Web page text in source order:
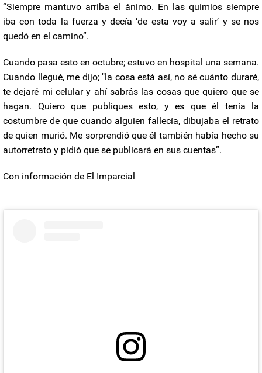
“Siempre mantuvo arriba el ánimo. En las quimios siempre
iba con toda la fuerza y decía ‘de esta voy a salir’ y se nos
quedó en el camino”.
Cuando pasa esto en octubre; estuvo en hospital una semana.
Cuando llegué, me dijo; "la cosa está así, no sé cuánto duraré,
te dejaré mi celular y ahí sabrás las cosas que quiero que se
hagan. Quiero que publiques esto, y es que él tenía la
costumbre de que cuando alguien fallecía, dibujaba el retrato
de quien murió. Me sorprendió que él también había hecho su
autorretrato y pidió que se publicará en sus cuentas”.
Con información de El Imparcial